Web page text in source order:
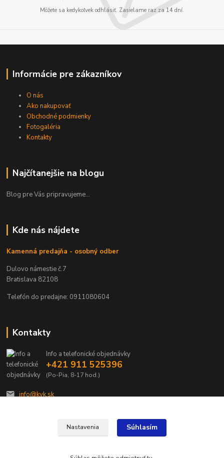
Môžete sa kedykoľvek odhlásiť. Zasielame raz za 14 dní.
Informácie pre zákazníkov
O nás
Ako nakupovať
Obchodné podmienky
Fotogaléria
Kontakty
Najčítanejšie na blogu
Blog pre Vás pripravujeme...
Kde nás nájdete
Kamenná predajňa - osobný odber
Dulovo námestie č.7
Bratislava 82108
Telefón do predajne: 0911080604
Kontakty
Info a telefonické objednávky
+421 911 525396
(Po-Pia, 8-17 hod.)
info@kvk.sk
Nastavenia Súhlasím